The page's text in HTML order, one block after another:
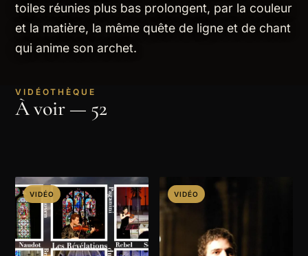
toiles réunies plus bas prolongent, par la couleur
et la matière, la même quête de ligne et de chant
qui anime son archet.
VIDÉOTHÈQUE
À voir — 52
VIDÉO VIDÉO